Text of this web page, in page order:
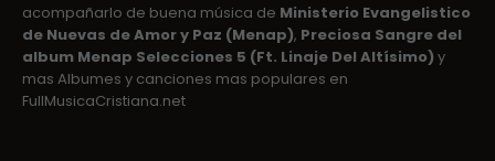
acompañarlo de buena música de Ministerio Evangelistico
de Nuevas de Amor y Paz (Menap), Preciosa Sangre del
album Menap Selecciones 5 (Ft. Linaje Del Altísimo) y
mas Albumes y canciones mas populares en
FullMusicaCristiana.net